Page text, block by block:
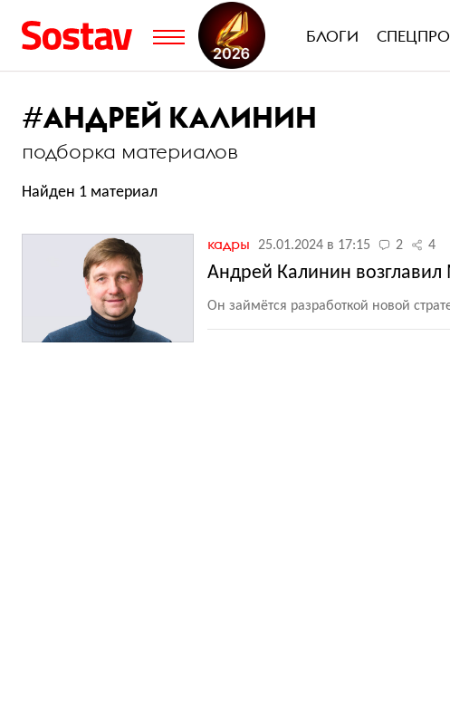
БЛОГИ
#АНДРЕЙ КАЛИНИН
подборка материалов
Найден 1 материал
кадры 25.01.2024 в 17:15 2 4
Андрей Калинин возглавил
Он займётся разработкой новой